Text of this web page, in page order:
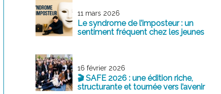
11 mars 2026
Le syndrome de l’imposteur : un
sentiment fréquent chez les jeunes
16 février 2026
🎬 SAFE 2026 : une édition riche,
structurante et tournée vers l’avenir